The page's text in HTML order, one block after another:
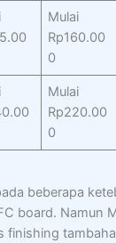
Mulai
Rp160.00
0
Mulai
Rp220.00
0
beberapa
board. Namun
finishing